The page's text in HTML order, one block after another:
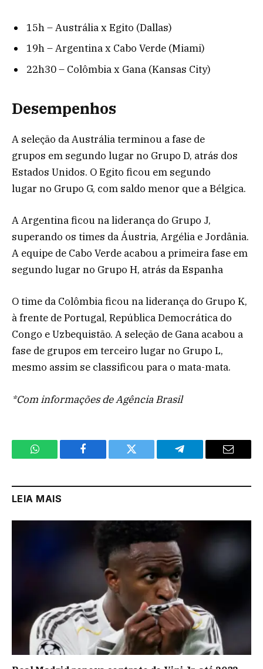
15h – Austrália x Egito (Dallas)
19h – Argentina x Cabo Verde (Miami)
22h30 – Colômbia x Gana (Kansas City)
Desempenhos
A seleção da Austrália terminou a fase de
grupos em segundo lugar no Grupo D, atrás dos
Estados Unidos. O Egito ficou em segundo
lugar no Grupo G, com saldo menor que a Bélgica.
A Argentina ficou na liderança do Grupo J,
superando os times da Áustria, Argélia e Jordânia.
A equipe de Cabo Verde acabou a primeira fase em
segundo lugar no Grupo H, atrás da Espanha
O time da Colômbia ficou na liderança do Grupo K,
à frente de Portugal, República Democrática do
Congo e Uzbequistão. A seleção de Gana acabou a
fase de grupos em terceiro lugar no Grupo L,
mesmo assim se classificou para o mata-mata.
*Com informações de Agência Brasil
WhatsApp Facebook Twitter Telegram Email
LEIA MAIS